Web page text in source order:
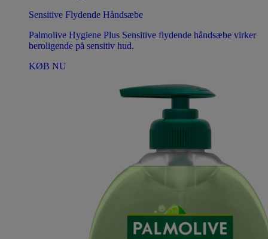
Sensitive Flydende Håndsæbe
Palmolive Hygiene Plus Sensitive flydende håndsæbe virker
beroligende på sensitiv hud.
KØB NU